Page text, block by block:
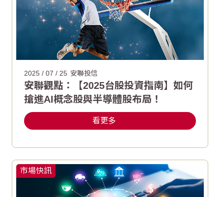
2025 / 07 / 25 安聯投信
安聯觀點：【2025台股投資指南】如何
搶進AI概念股與半導體股布局！
看更多
市場快訊